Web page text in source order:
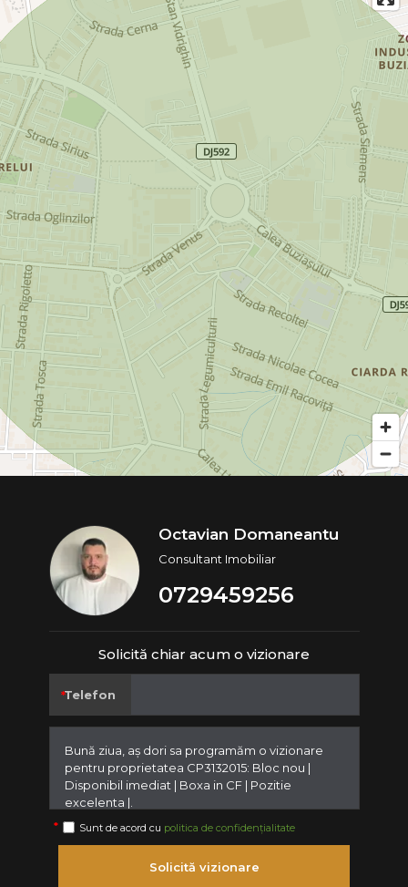
Octavian Domaneantu
Consultant Imobiliar
0729459256
Solicită chiar acum o vizionare
Telefon
Sunt de acord cu politica de confidențialitate
Solicită vizionare